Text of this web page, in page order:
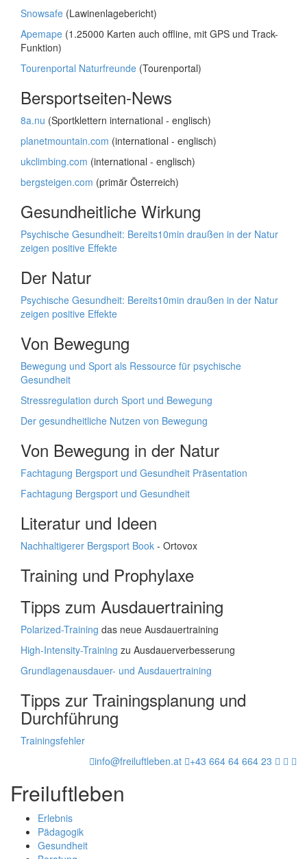
Snowsafe (Lawinenlagebericht)
Apemape (1.25000 Karten auch offline, mit GPS und Track-
Funktion)
Tourenportal Naturfreunde (Tourenportal)
Bersportseiten-News
8a.nu (Sportklettern international - englisch)
planetmountain.com (international - englisch)
ukclimbing.com (international - englisch)
bergsteigen.com (primär Österreich)
Gesundheitliche Wirkung
Psychische Gesundheit: Bereits10min draußen in der Natur
zeigen positive Effekte
Der Natur
Psychische Gesundheit: Bereits10min draußen in der Natur
zeigen positive Effekte
Von Bewegung
Bewegung und Sport als Ressource für psychische
Gesundheit
Stressregulation durch Sport und Bewegung
Der gesundheitliche Nutzen von Bewegung
Von Bewegung in der Natur
Fachtagung Bergsport und Gesundheit Präsentation
Fachtagung Bergsport und Gesundheit
Literatur und Ideen
Nachhaltigerer Bergsport Book - Ortovox
Training und Prophylaxe
Tipps zum Ausdauertraining
Polarized-Training das neue Ausdauertraining
High-Intensity-Training zu Ausdauerverbesserung
Grundlagenausdauer- und Ausdauertraining
Tipps zur Trainingsplanung und
Durchführung
Trainingsfehler
info@freiluftleben.at
+43 664 64 664 23
Freiluftleben
Erlebnis
Pädagogik
Gesundheit